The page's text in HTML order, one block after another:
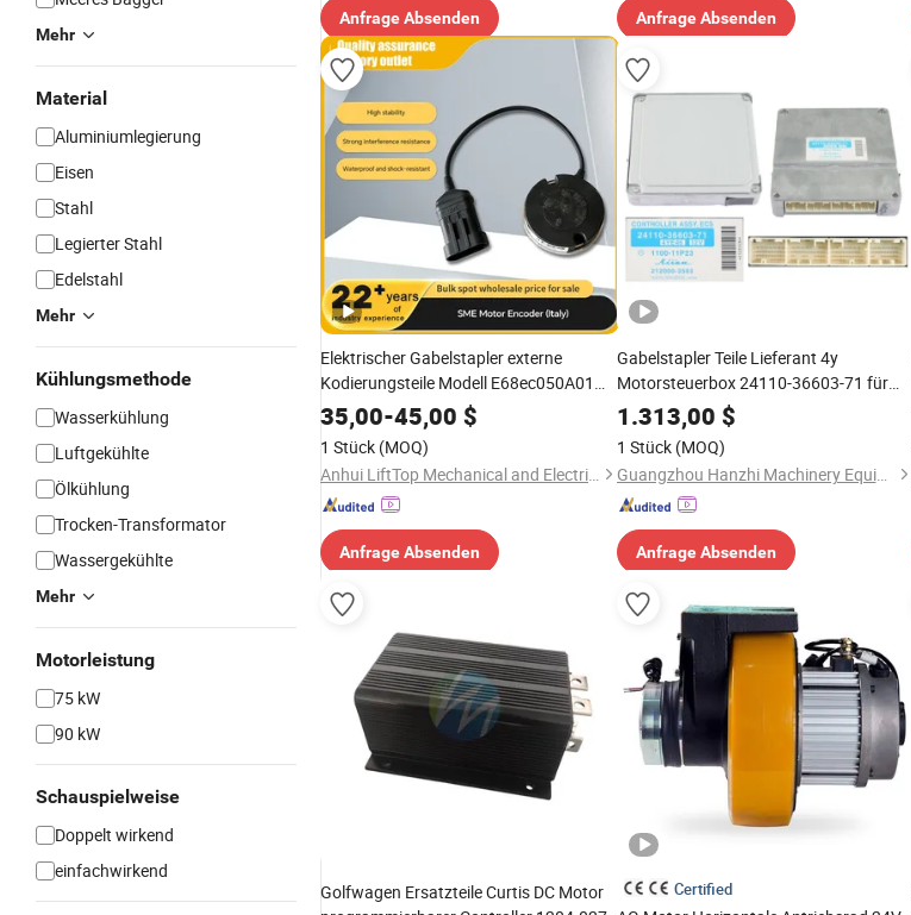
Mehr
Material
Aluminiumlegierung
Eisen
Stahl
Legierter Stahl
Edelstahl
Mehr
Kühlungsmethode
Wasserkühlung
Luftgekühlte
Ölkühlung
Trocken-Transformator
Wassergekühlte
Mehr
Motorleistung
75 kW
90 kW
Schauspielweise
Doppelt wirkend
einfachwirkend
Anfrage Absenden Anfrage Absenden
Elektrischer Gabelstapler externe
Kodierungsteile Modell E68ec050A01
Sme Motorencoder
35,00-45,00 $
1 Stück (MOQ)
Anhui LiftTop Mechanical and Electrical Co., Ltd.
Anfrage Absenden
Gabelstapler Teile Lieferant 4y
Motorsteuerbox 24110-36603-71 für
Original Toyota 8f Gabelstapler
Ersatzteile
1.313,00 $
1 Stück (MOQ)
Guangzhou Hanzhi Machinery Equipment Co., Ltd.
Anfrage Absenden
Golfwagen Ersatzteile Curtis DC Motor
Certified